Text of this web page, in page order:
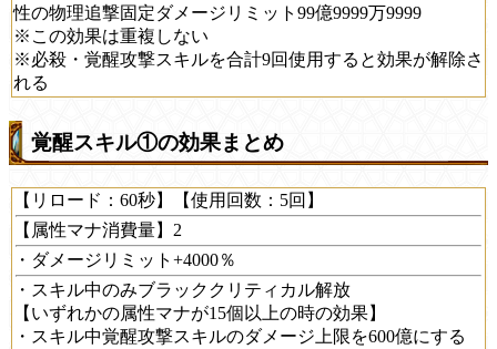
性の物理追撃固定ダメージリミット99億9999万9999
※この効果は重複しない
※必殺・覚醒攻撃スキルを合計9回使用すると効果が解除さ
れる
覚醒スキル①の効果まとめ
【リロード：60秒】【使用回数：5回】
【属性マナ消費量】2
・ダメージリミット+4000％
・スキル中のみブラッククリティカル解放
【いずれかの属性マナが15個以上の時の効果】
・スキル中覚醒攻撃スキルのダメージ上限を600億にする